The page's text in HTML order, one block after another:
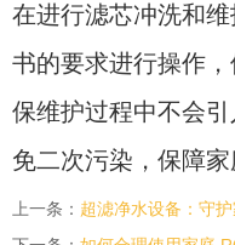
在进行滤芯冲洗和
书的要求进行操作
保维护过程中不会
免二次污染，保障家
上一条： 超滤净水设备：守